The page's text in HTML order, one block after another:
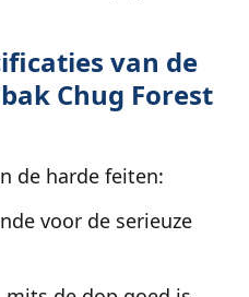
van de
Chug Forest
de harde feiten:
voor de serieuze